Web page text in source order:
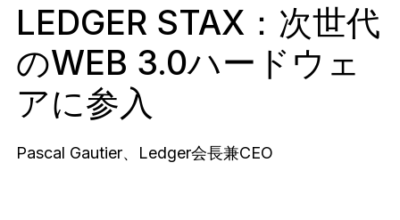
すべて見る
ハードウェアウォレット
まとめ買い & パック
LEDGER STAX：次世代
のWEB 3.0ハードウェ
アに参入
Pascal Gautier、Ledger会長兼CEO